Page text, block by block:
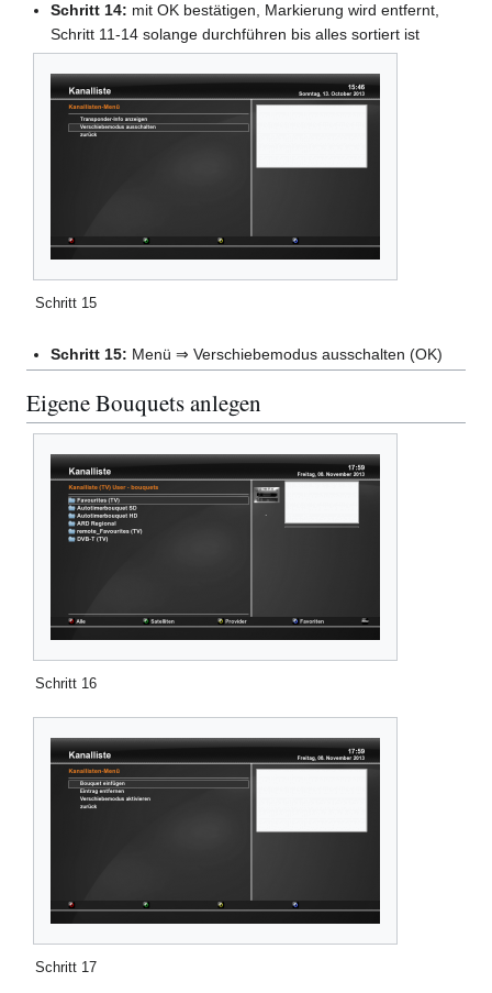
Schritt 14: mit OK bestätigen, Markierung wird entfernt,
Schritt 11-14 solange durchführen bis alles sortiert ist
Schritt 15
Schritt 15: Menü ⇒ Verschiebemodus ausschalten (OK)
Eigene Bouquets anlegen
Schritt 16
Schritt 17